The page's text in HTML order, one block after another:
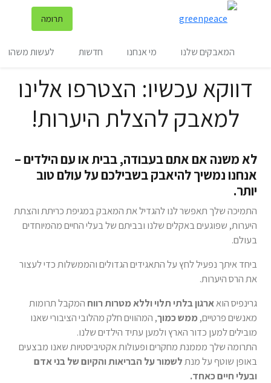
תרומה
המאבקים שלנו מי אנחנו חדשות לעשות משהו
דווקא עכשיו: הצטרפו אלינו
למאבק להצלת היערות!
לא משנה אם אתם בעבודה, בבית או עם הילדים –
אנחנו נמשיך להיאבק בשבילכם על עולם טוב
יותר.
התמיכה שלך תאפשר לנו להגדיל את המאבק במגיפת כריתת והצתת
היערות, שפוגעים באקלים שלנו ובביתם של בעלי החיים מהמיוחדים
בעולם.
ביחד איתך נפעיל לחץ על התאגידים הגדולים והממשלות כדי לעצור
את הרס היערות.
גרינפיס הואארגון בלתי תלוי וללא מטרות רווח המקבל תרומות
מאנשים פרטיים, ממש כמוך, המהווים חלק מהלובי הציבורי שאנו
מובילים למען כדור הארץ ולמען עתיד הילדים שלנו.
התרומה שלך מממנת מחקרים ופעולות אקטיביסטיות שאנו מבצעים
באופן שוטף על מנתלשמור על הבריאות והקיום של בני אדם
ובעלי חיים כאחד.